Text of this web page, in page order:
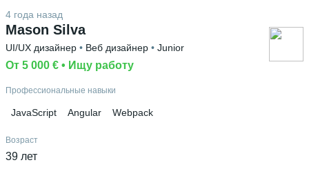
Высшее образование
ПГУАС • Технологический • 1 год и 9 месяцев
Ещё 1 в профиле
Дополнительное образование
ПГУАС
Mason Silva
4 года назад
UI/UX дизайнер • Веб дизайнер • Junior
От 5 000 € • Ищу работу
Профессиональные навыки
JavaScript Angular Webpack
Возраст
39 лет